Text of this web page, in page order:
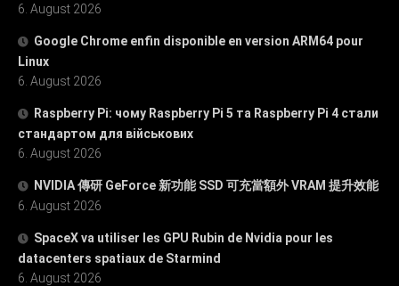
6. August 2026
Google Chrome enfin disponible en version ARM64 pour
Linux
6. August 2026
Raspberry Pi: чому Raspberry Pi 5 та Raspberry Pi 4 стали
стандартом для військових
6. August 2026
NVIDIA 傳研 GeForce 新功能 SSD 可充當額外 VRAM 提升效能
6. August 2026
SpaceX va utiliser les GPU Rubin de Nvidia pour les
datacenters spatiaux de Starmind
6. August 2026